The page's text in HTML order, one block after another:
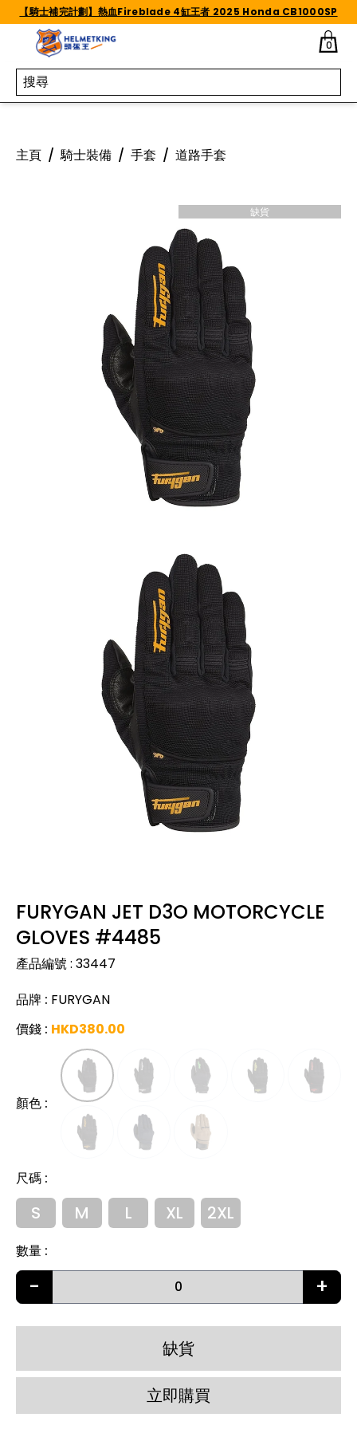
Skip to content
【騎士補完計劃】熱血Fireblade 4缸王者 2025 Honda CB1000SP
0
主頁 / 騎士裝備 / 手套 / 道路手套
缺貨
FURYGAN JET D3O MOTORCYCLE
GLOVES #4485
產品編號: 33447
品牌 : FURYGAN
價錢 : HKD380.00
顏色 :
數量 :
- +
尺碼 :
S M L XL 2XL
缺貨
立即購買